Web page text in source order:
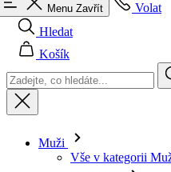
Menu Zavřít
Volat
Hledat
Košík
Muži
Vše v kategorii